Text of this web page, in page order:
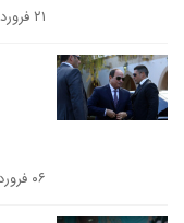
۲۱ فروردین ۱۴۰۲
۰۶ فروردین ۱۴۰۲